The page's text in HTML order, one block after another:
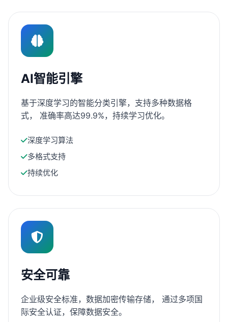
AI智能引擎
基于深度学习的智能分类引擎，支持多种数据格
式， 准确率高达99.9%，持续学习优化。
深度学习算法
多格式支持
持续优化
安全可靠
企业级安全标准，数据加密传输存储， 通过多项国
际安全认证，保障数据安全。